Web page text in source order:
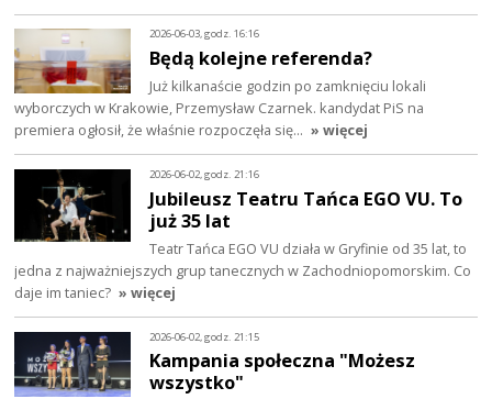
2026-06-03, godz. 16:16
Będą kolejne referenda?
Już kilkanaście godzin po zamknięciu lokali
wyborczych w Krakowie, Przemysław Czarnek. kandydat PiS na
premiera ogłosił, że właśnie rozpoczęła się… » więcej
2026-06-02, godz. 21:16
Jubileusz Teatru Tańca EGO VU. To
już 35 lat
Teatr Tańca EGO VU działa w Gryfinie od 35 lat, to
jedna z najważniejszych grup tanecznych w Zachodniopomorskim. Co
daje im taniec? » więcej
2026-06-02, godz. 21:15
Kampania społeczna "Możesz
wszystko"